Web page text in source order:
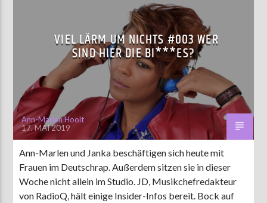
VIEL LÄRM UM NICHTS #003 WER
SIND HIER DIE BI***ES?
Ann-Marlen Hoolt
17. MAI 2019
Ann-Marlen und Janka beschäftigen sich heute mit
Frauen im Deutschrap. Außerdem sitzen sie in dieser
Woche nicht allein im Studio. JD, Musikchefredakteur
von RadioQ, hält einige Insider-Infos bereit. Bock auf